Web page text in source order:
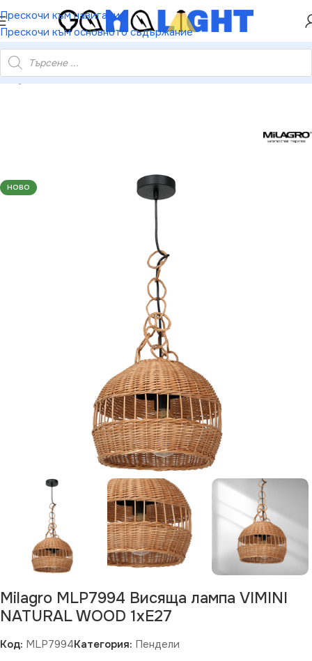
Прескочи към навигация
Прескочи към основното съдържание
НАМАЛЕНИЕ ОТ 5%
MLP7994 Висяща лампа VIMINI NATURAL WOOD 1xE27
НОВО
Milagro MLP7994 Висяща лампа VIMINI
NATURAL WOOD 1xE27
Код: MLP7994Категория: Пендели